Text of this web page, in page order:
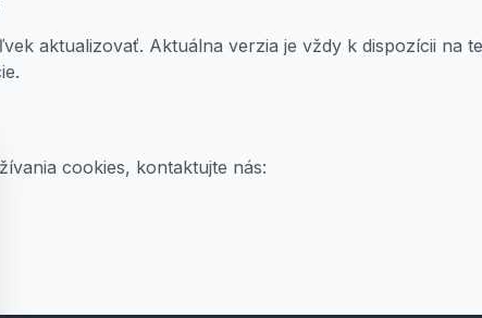
aktualizovať. Aktuálna verzia je vždy k dispozícii na
cookies, kontaktujte nás: